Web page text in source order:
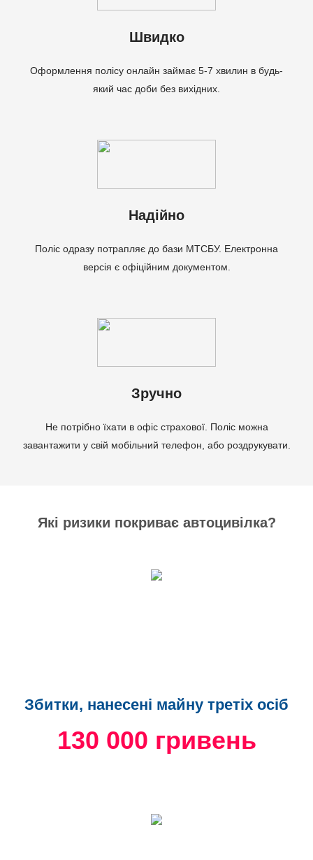
Швидко
Оформлення полісу онлайн займає 5-7 хвилин в будь-
який час доби без вихідних.
Надійно
Поліс одразу потрапляє до бази МТСБУ. Електронна
версія є офіційним документом.
Зручно
Не потрібно їхати в офіс страхової. Поліс можна
завантажити у свій мобільний телефон, або роздрукувати.
Які ризики покриває автоцивілка?
Збитки, нанесені майну третіх осіб
130 000 гривень